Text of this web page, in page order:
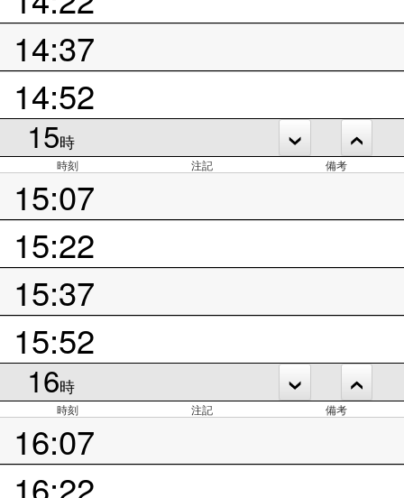
14:37
14:52
15時
時刻 注記 備考
15:07
15:22
15:37
15:52
16時
時刻 注記 備考
16:07
16:22